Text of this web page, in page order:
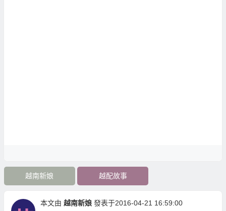
越南新娘 越配故事
本文由 越南新娘 發表于2016-04-21 16:59:00